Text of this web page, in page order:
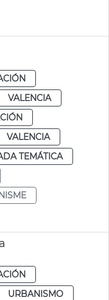
VALENCIA
VALENCIA
TEMÁTICA
URBANISMO